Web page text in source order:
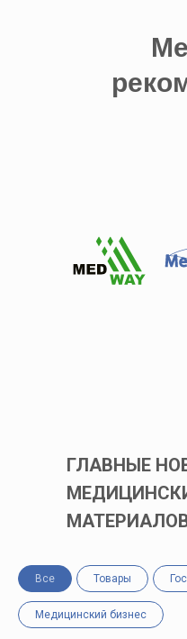
ГЛАВНЫЕ
Все Товары
Медицинский бизнес